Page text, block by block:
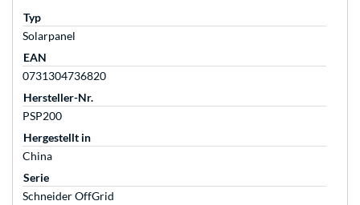
Typ
Solarpanel
EAN
0731304736820
Hersteller-Nr.
PSP200
Hergestellt in
China
Serie
Schneider OffGrid